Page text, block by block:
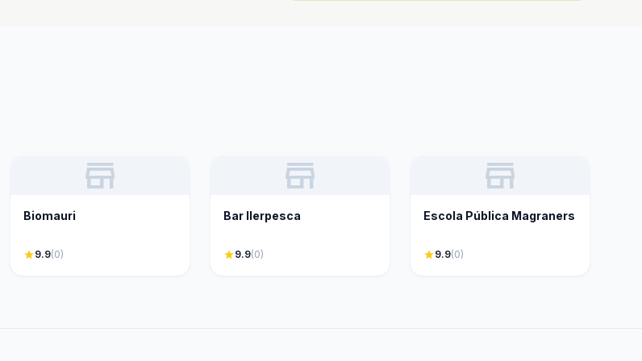
store
Biomauri
star9.9(0)
store
Bar Ilerpesca
star9.9(0)
store
Escola Pública Magraners
star9.9(0)